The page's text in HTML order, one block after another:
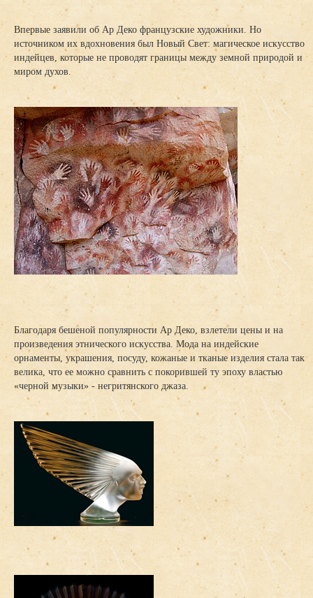
Впервые заявили об Ар Деко французские художники. Но
источником их вдохновения был Новый Свет: магическое искусство
индейцев, которые не проводят границы между земной природой и
миром духов.
Благодаря бешеной популярности Ар Деко, взлетели цены и на
произведения этнического искусства. Мода на индейские
орнаменты, украшения, посуду, кожаные и тканые изделия стала так
велика, что ее можно сравнить с покорившей ту эпоху властью
«черной музыки» - негритянского джаза.